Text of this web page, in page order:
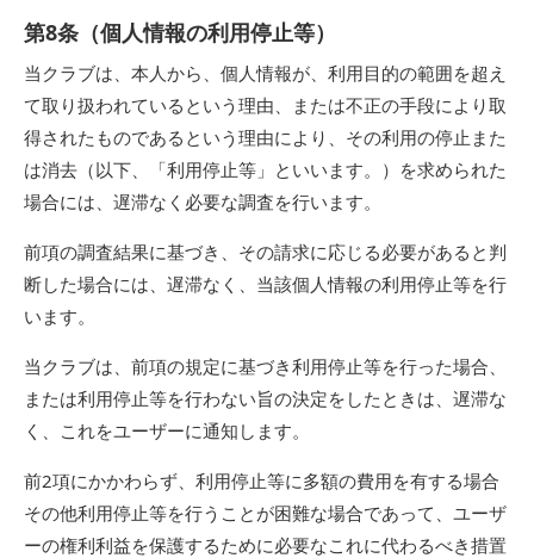
第8条（個人情報の利用停止等）
当クラブは、本人から、個人情報が、利用目的の範囲を超え
て取り扱われているという理由、または不正の手段により取
得されたものであるという理由により、その利用の停止また
は消去（以下、「利用停止等」といいます。）を求められた
場合には、遅滞なく必要な調査を行います。
前項の調査結果に基づき、その請求に応じる必要があると判
断した場合には、遅滞なく、当該個人情報の利用停止等を行
います。
当クラブは、前項の規定に基づき利用停止等を行った場合、
または利用停止等を行わない旨の決定をしたときは、遅滞な
く、これをユーザーに通知します。
前2項にかかわらず、利用停止等に多額の費用を有する場合
その他利用停止等を行うことが困難な場合であって、ユーザ
ーの権利利益を保護するために必要なこれに代わるべき措置